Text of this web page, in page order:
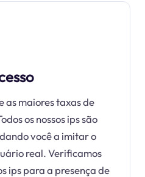
as maiores taxas de
os nossos ips são
você a imitar o
real. Verificamos
ips para a presença de